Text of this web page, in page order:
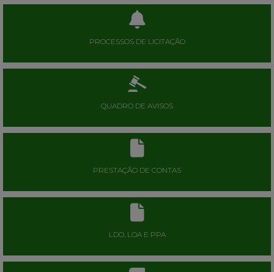
PROCESSOS DE LICITAÇÃO
QUADRO DE AVISOS
PRESTAÇÃO DE CONTAS
LDO, LOA E PPA